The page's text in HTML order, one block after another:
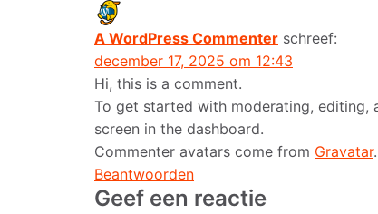
A WordPress Commenter schreef:
december 17, 2025 om 12:43
Hi, this is a comment.
To get started with moderating, editing,
screen in the dashboard.
Commenter avatars come from Gravatar.
Beantwoorden
Geef een reactie